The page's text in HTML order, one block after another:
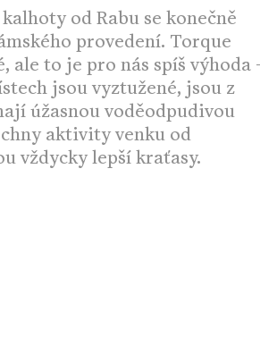
od Rabu se konečně
provedení. Torque
ale to je pro nás spíš výhoda
jsou vyztužené, jsou z
úžasnou voděodpudivou
aktivity venku od
vždycky lepší kraťasy.